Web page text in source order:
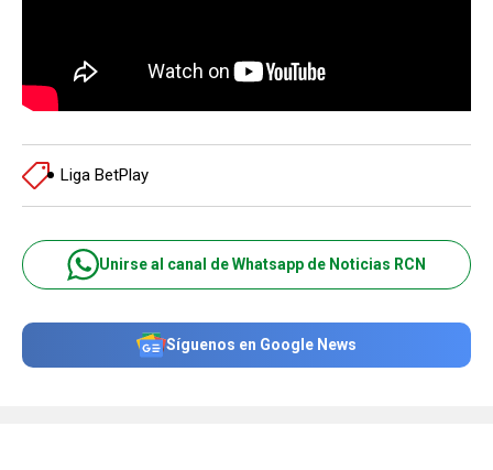
Liga BetPlay
Unirse al canal de Whatsapp de Noticias RCN
Síguenos en Google News